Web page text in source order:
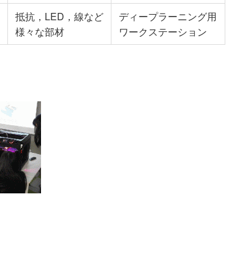
抵抗，LED，線など
様々な部材
ディープラーニング用
ワークステーション